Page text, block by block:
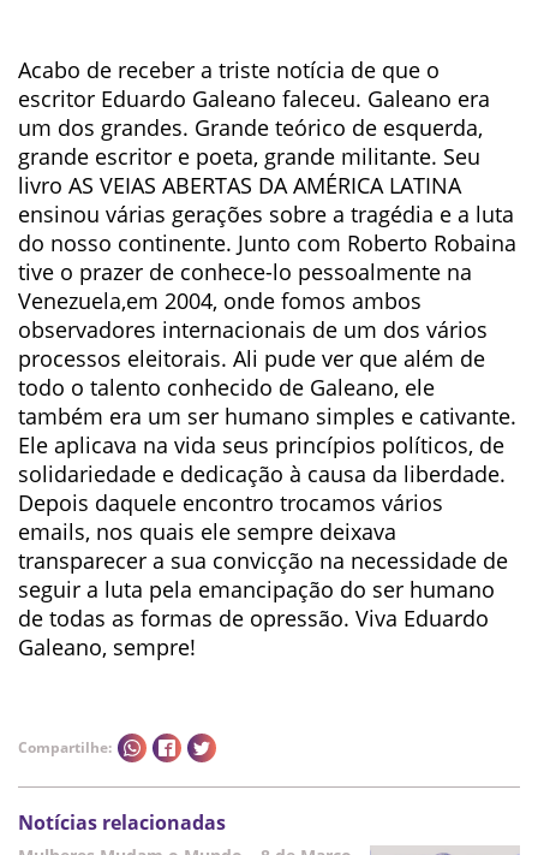
Acabo de receber a triste notícia de que o
escritor Eduardo Galeano faleceu. Galeano era
um dos grandes. Grande teórico de esquerda,
grande escritor e poeta, grande militante. Seu
livro AS VEIAS ABERTAS DA AMÉRICA LATINA
ensinou várias gerações sobre a tragédia e a luta
do nosso continente. Junto com Roberto Robaina
tive o prazer de conhece-lo pessoalmente na
Venezuela,em 2004, onde fomos ambos
observadores internacionais de um dos vários
processos eleitorais. Ali pude ver que além de
todo o talento conhecido de Galeano, ele
também era um ser humano simples e cativante.
Ele aplicava na vida seus princípios políticos, de
solidariedade e dedicação à causa da liberdade.
Depois daquele encontro trocamos vários
emails, nos quais ele sempre deixava
transparecer a sua convicção na necessidade de
seguir a luta pela emancipação do ser humano
de todas as formas de opressão. Viva Eduardo
Galeano, sempre!
Compartilhe:
Notícias relacionadas